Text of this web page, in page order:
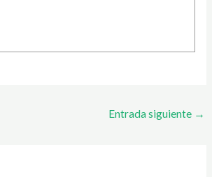
Entrada siguiente →